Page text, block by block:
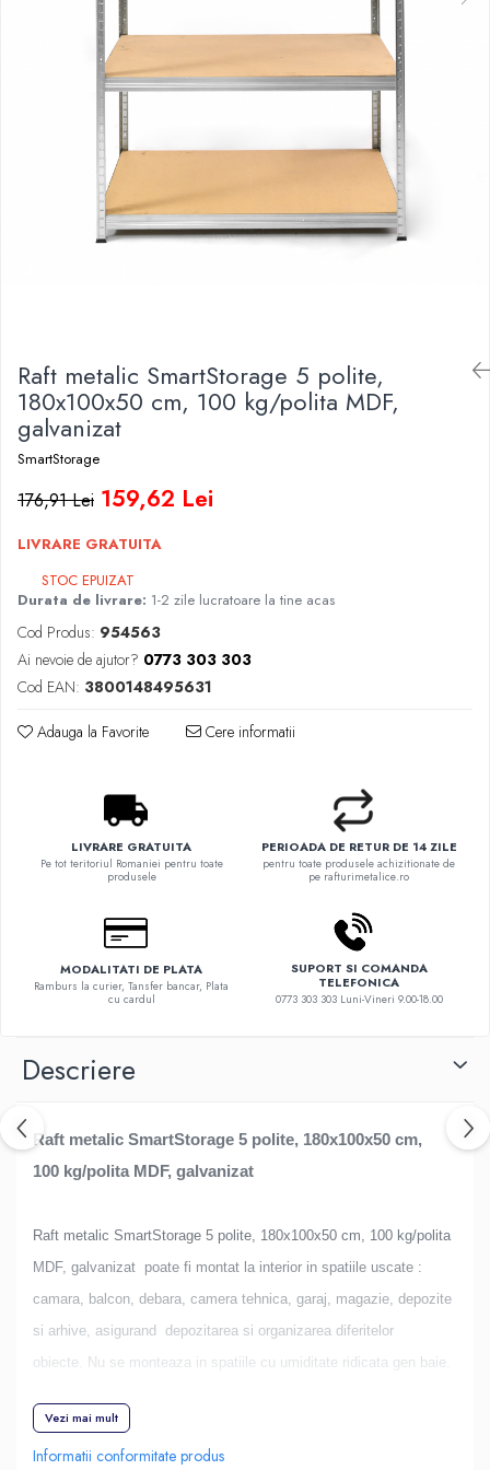
Raft metalic SmartStorage 5 polite,
180x100x50 cm, 100 kg/polita MDF,
galvanizat
SmartStorage
176,91 Lei 159,62 Lei
LIVRARE GRATUITA
STOC EPUIZAT
Durata de livrare: 1-2 zile lucratoare la tine acas
Cod Produs: 954563
Ai nevoie de ajutor? 0773 303 303
Cod EAN: 3800148495631
Adauga la Favorite Cere informatii
LIVRARE GRATUITA
Pe tot teritoriul Romaniei pentru toate
produsele
PERIOADA DE RETUR DE 14 ZILE
pentru toate produsele achizitionate de
pe rafturimetalice.ro
MODALITATI DE PLATA
Ramburs la curier, Tansfer bancar, Plata
cu cardul
SUPORT SI COMANDA
TELEFONICA
0773 303 303 Luni-Vineri 9.00-18.00
Descriere
Raft metalic SmartStorage 5 polite, 180x100x50 cm,
100 kg/polita MDF, galvanizat
Raft metalic SmartStorage 5 polite, 180x100x50 cm, 100 kg/polita
MDF, galvanizat poate fi montat la interior in spatiile uscate :
camara, balcon, debara, camera tehnica, garaj, magazie, depozite
si arhive, asigurand depozitarea si organizarea diferitelor
obiecte. Nu se monteaza in spatiile cu umiditate ridicata gen baie.
Picioarele si montantii/suportii pentru polita de MDF sunt
confectionate din metal rezistent, galvanizat la exterior cu zinc.
Vezi mai mult
Informatii conformitate produs